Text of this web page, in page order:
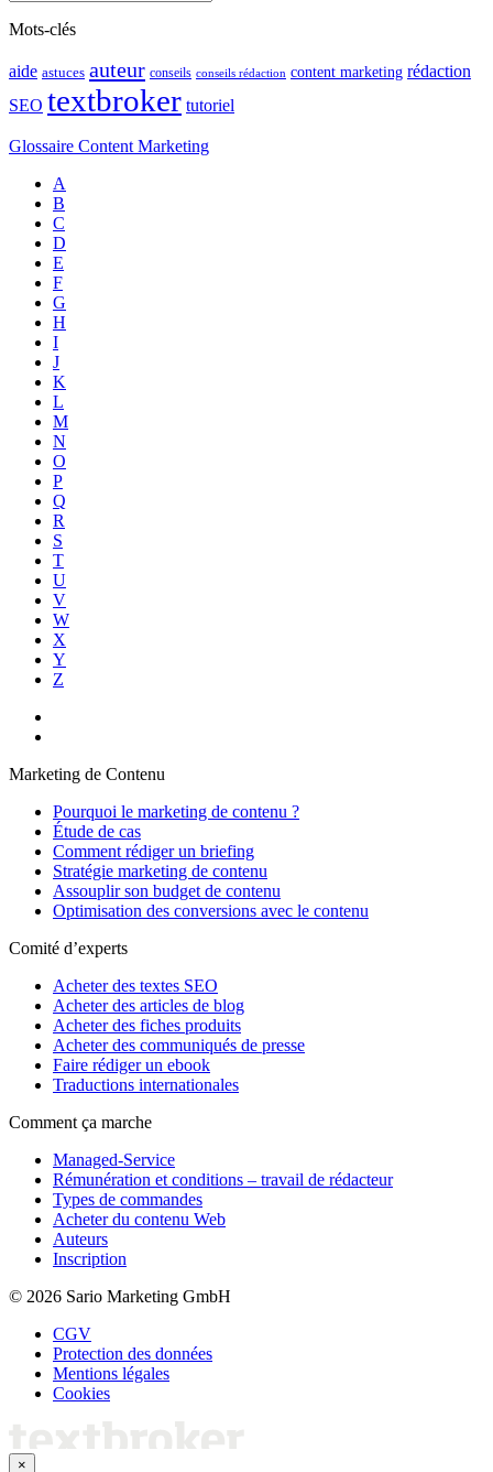
Mots-clés
aide astuces auteur conseils conseils rédaction content marketing rédaction
SEO textbroker tutoriel
Glossaire Content Marketing
A
B
C
D
E
F
G
H
I
J
K
L
M
N
O
P
Q
R
S
T
U
V
W
X
Y
Z
Marketing de Contenu
Pourquoi le marketing de contenu ?
Étude de cas
Comment rédiger un briefing
Stratégie marketing de contenu
Assouplir son budget de contenu
Optimisation des conversions avec le contenu
Comité d’experts
Acheter des textes SEO
Acheter des articles de blog
Acheter des fiches produits
Acheter des communiqués de presse
Faire rédiger un ebook
Traductions internationales
Comment ça marche
Managed-Service
Rémunération et conditions – travail de rédacteur
Types de commandes
Acheter du contenu Web
Auteurs
Inscription
© 2026 Sario Marketing GmbH
CGV
Protection des données
Mentions légales
Cookies
×